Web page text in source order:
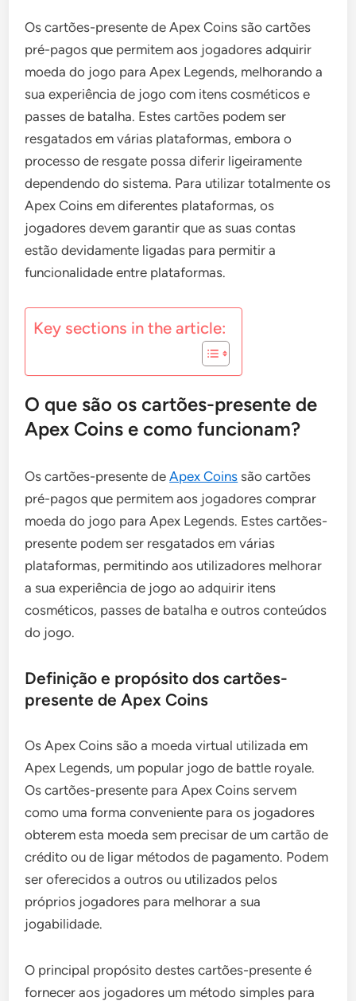
Os cartões-presente de Apex Coins são cartões
pré-pagos que permitem aos jogadores adquirir
moeda do jogo para Apex Legends, melhorando a
sua experiência de jogo com itens cosméticos e
passes de batalha. Estes cartões podem ser
resgatados em várias plataformas, embora o
processo de resgate possa diferir ligeiramente
dependendo do sistema. Para utilizar totalmente os
Apex Coins em diferentes plataformas, os
jogadores devem garantir que as suas contas
estão devidamente ligadas para permitir a
funcionalidade entre plataformas.
Key sections in the article:
O que são os cartões-presente de
Apex Coins e como funcionam?
Os cartões-presente deApex Coins são cartões
pré-pagos que permitem aos jogadores comprar
moeda do jogo para Apex Legends. Estes cartões-
presente podem ser resgatados em várias
plataformas, permitindo aos utilizadores melhorar
a sua experiência de jogo ao adquirir itens
cosméticos, passes de batalha e outros conteúdos
do jogo.
Definição e propósito dos cartões-
presente de Apex Coins
Os Apex Coins são a moeda virtual utilizada em
Apex Legends, um popular jogo de battle royale.
Os cartões-presente para Apex Coins servem
como uma forma conveniente para os jogadores
obterem esta moeda sem precisar de um cartão de
crédito ou de ligar métodos de pagamento. Podem
ser oferecidos a outros ou utilizados pelos
próprios jogadores para melhorar a sua
jogabilidade.
O principal propósito destes cartões-presente é
fornecer aos jogadores um método simples para